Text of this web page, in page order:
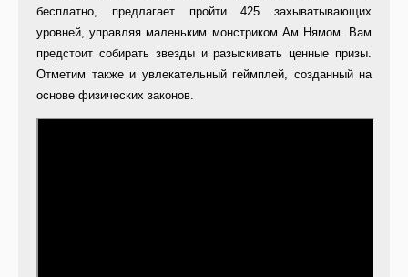
бесплатно, предлагает пройти 425 захыватывающих
уровней, управляя маленьким монстриком Ам Нямом. Вам
предстоит собирать звезды и разыскивать ценные призы.
Отметим также и увлекательный геймплей, созданный на
основе физических законов.